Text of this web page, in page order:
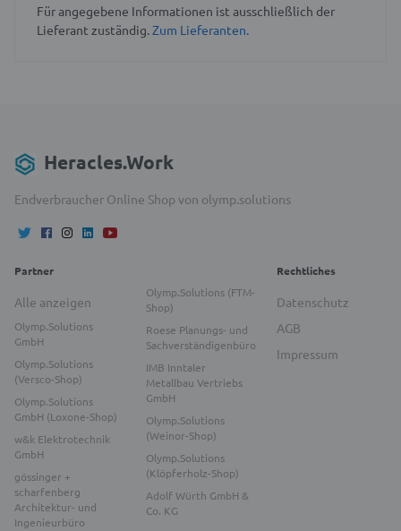
Für angegebene Informationen ist ausschließlich der
Lieferant zuständig.Zum Lieferanten.
Heracles.Work
Endverbraucher Online Shop von olymp.solutions
Partner
Alle anzeigen
Olymp.Solutions
GmbH
Olymp.Solutions
(Versco-Shop)
Olymp.Solutions
GmbH (Loxone-Shop)
w&k Elektrotechnik
GmbH
gössinger +
scharfenberg
Architektur- und
Ingenieurbüro
Olymp.Solutions (FTM-
Shop)
Roese Planungs- und
Sachverständigenbüro
IMB Inntaler
Metallbau Vertriebs
GmbH
Olymp.Solutions
(Weinor-Shop)
Olymp.Solutions
(Klöpferholz-Shop)
Adolf Würth GmbH &
Co. KG
Rechtliches
Datenschutz
AGB
Impressum